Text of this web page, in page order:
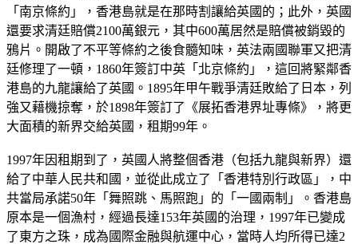
「南京條約」，香港島就是在那時割讓給英國的；此外，英國
還要求清廷賠償2100萬銀元，其中600萬居然是賠償被銷毀的
鴉片。開啟了不平等條約之後食髓知味，英法兩國聯軍又把清
廷修理了一頓，1860年簽訂中英「北京條約」，這回將緊鄰香
港島的九龍讓給了英國。1895年甲午戰爭清廷敗給了日本，列
強又藉機掠奪，於1898年簽訂了《展拓香港界址專條》，將更
大面積的新界交給英國，租期99年。
1997年因租期到了，英國人將整個香港（包括九龍與新界）還
給了中華人民共和國，並從此成立了「香港特別行政區」，中
共當局承諾50年「舞照跳、馬照跑」的「一國兩制」。香港島
原本是一個漁村，經過長達153年英國的治理，1997年已變成
了東方之珠，成為國際金融與航運中心，當時人均所得已達2